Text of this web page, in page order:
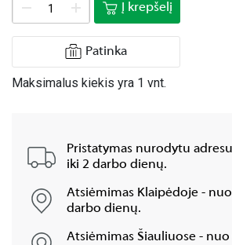
Į krepšelį
Patinka
Maksimalus kiekis yra 1 vnt.
Pristatymas nurodytu
iki 2 darbo dienų.
Atsiėmimas Klaipėdoje -
darbo dienų.
Atsiėmimas Šiauliuose - nuo